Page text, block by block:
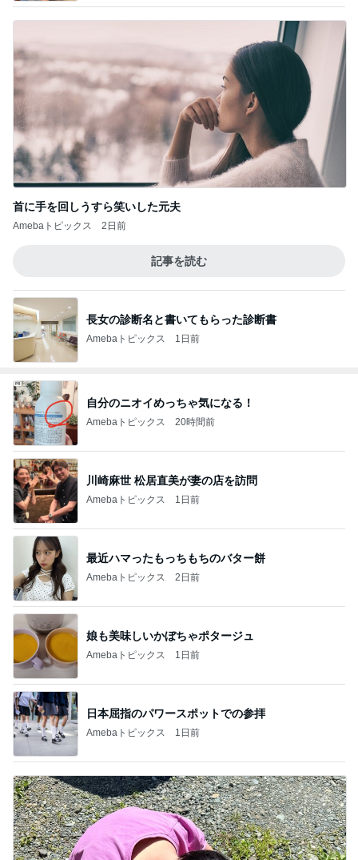
首に手を回しうすら笑いした元夫
Amebaトピックス 2日前
記事を読む
長女の診断名と書いてもらった診断書
Amebaトピックス 1日前
自分のニオイめっちゃ気になる！
Amebaトピックス 20時間前
川崎麻世 松居直美が妻の店を訪問
Amebaトピックス 1日前
最近ハマったもっちもちのバター餅
Amebaトピックス 2日前
娘も美味しいかぼちゃポタージュ
Amebaトピックス 1日前
日本屈指のパワースポットでの参拝
Amebaトピックス 1日前